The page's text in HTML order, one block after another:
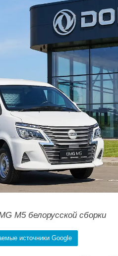
M5 белорусской сборки
источники Google